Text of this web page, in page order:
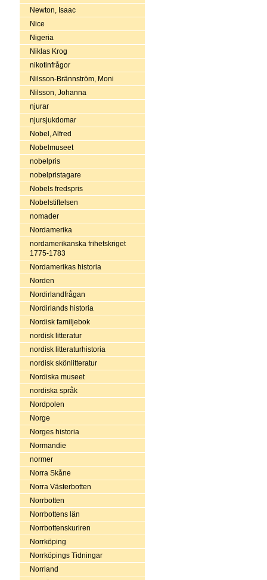
Newton, Isaac
Nice
Nigeria
Niklas Krog
nikotinfrågor
Nilsson-Brännström, Moni
Nilsson, Johanna
njurar
njursjukdomar
Nobel, Alfred
Nobelmuseet
nobelpris
nobelpristagare
Nobels fredspris
Nobelstiftelsen
nomader
Nordamerika
nordamerikanska frihetskriget
1775-1783
Nordamerikas historia
Norden
Nordirlandfrågan
Nordirlands historia
Nordisk familjebok
nordisk litteratur
nordisk litteraturhistoria
nordisk skönlitteratur
Nordiska museet
nordiska språk
Nordpolen
Norge
Norges historia
Normandie
normer
Norra Skåne
Norra Västerbotten
Norrbotten
Norrbottens län
Norrbottenskuriren
Norrköping
Norrköpings Tidningar
Norrland